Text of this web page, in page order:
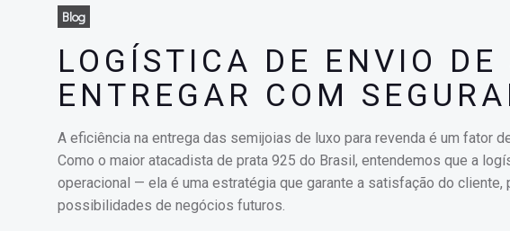
Blog
LOGÍSTICA DE ENVIO
ENTREGAR COM
A eficiência na entrega das semijoias de luxo para revenda é um fator
Como o maior atacadista de prata 925 do Brasil, entendemos que a
operacional — ela é uma estratégia que garante a satisfação do cliente,
possibilidades de negócios futuros.